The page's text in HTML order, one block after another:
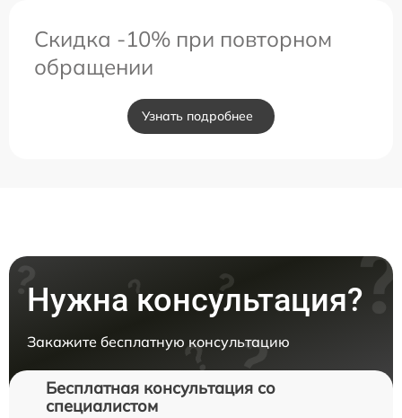
Скидка -10% при повторном
обращении
Узнать подробнее
Нужна консультация?
Закажите бесплатную консультацию
Бесплатная консультация со
специалистом